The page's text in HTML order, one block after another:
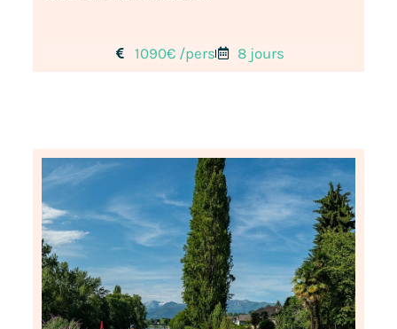
1090€ /pers 8 jours